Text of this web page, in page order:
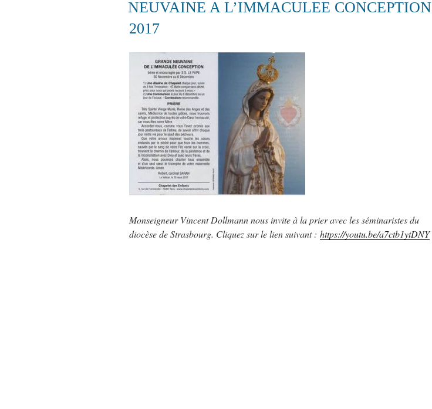
NEUVAINE A L’IMMACULEE CONCEPTION
2017
Monseigneur Vincent Dollmann nous invite à la prier avec les séminaristes du
diocèse de Strasbourg. Cliquez sur le lien suivant : https://youtu.be/a7ctb1ytDNY